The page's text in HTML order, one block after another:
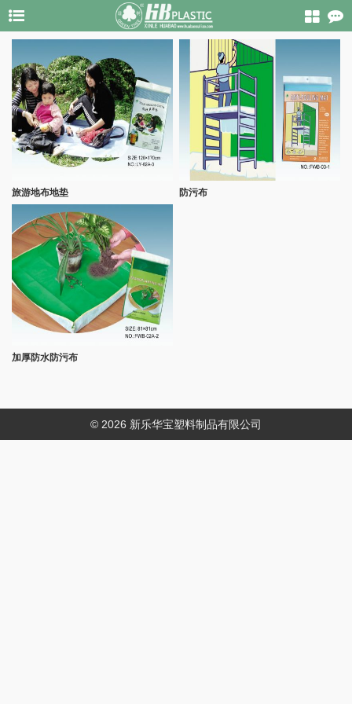
旅游地布地垫 防污布
加厚防水防污布
© 2026 新乐华宝塑料制品有限公司